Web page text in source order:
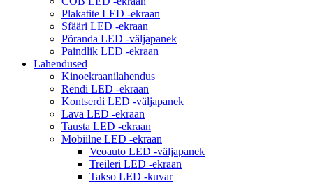
Plakatite LED -ekraan
Sfääri LED -ekraan
Põranda LED -väljapanek
Paindlik LED -ekraan
Lahendused
Kinoekraanilahendus
Rendi LED -ekraan
Kontserdi LED -väljapanek
Lava LED -ekraan
Tausta LED -ekraan
Mobiilne LED -ekraan
Veoauto LED -väljapanek
Treileri LED -ekraan
Takso LED -kuvar